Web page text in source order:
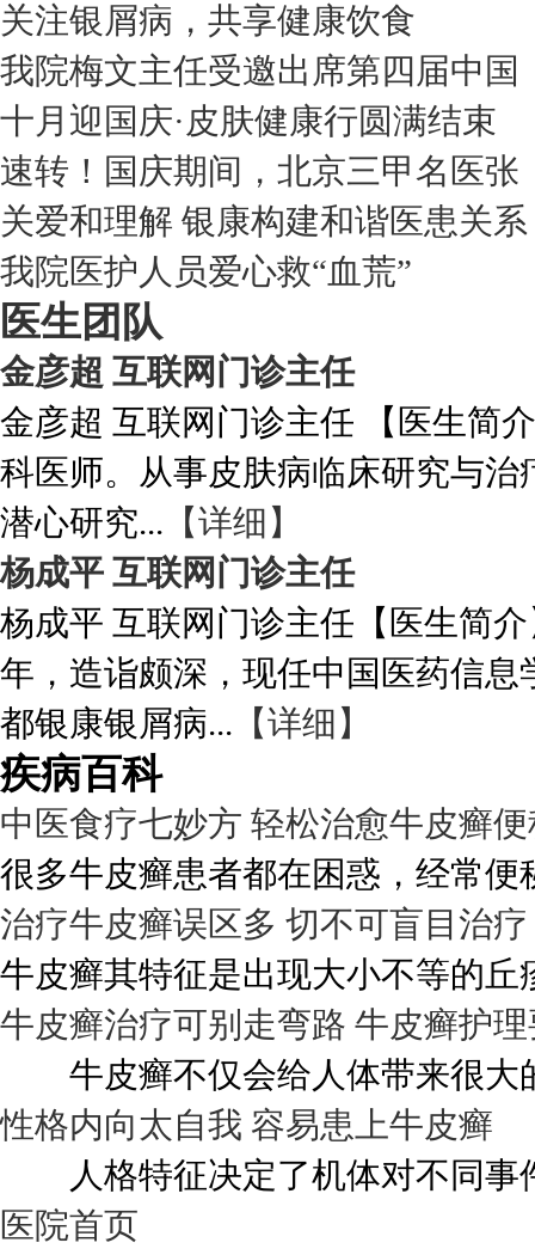
关注银屑病，共享健康饮食
我院梅文主任受邀出席第四届中国
十月迎国庆·皮肤健康行圆满结束
速转！国庆期间，北京三甲名医张
关爱和理解 银康构建和谐医患关系
我院医护人员爱心救“血荒”
医生团队
金彦超 互联网门诊主任
金彦超 互联网门诊主任 【医生简
科医师。从事皮肤病临床研究与
潜心研究... 【详细】
杨成平 互联网门诊主任
杨成平 互联网门诊主任【医生简
年，造诣颇深，现任中国医药信
都银康银屑病... 【详细】
疾病百科
中医食疗七妙方 轻松治愈牛皮癣
很多牛皮癣患者都在困惑，经常便
治疗牛皮癣误区多 切不可盲目治疗
牛皮癣其特征是出现大小不等的丘
牛皮癣治疗可别走弯路 牛皮癣护
牛皮癣不仅会给人体带来很大
性格内向太自我 容易患上牛皮癣
人格特征决定了机体对不同事
医院首页